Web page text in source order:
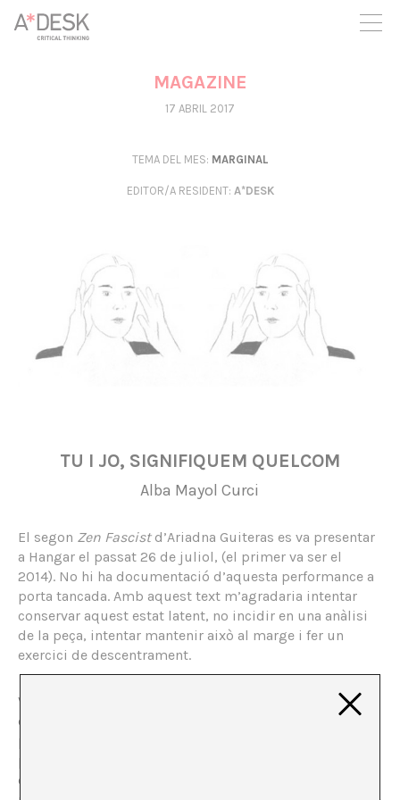
seguim necessitant-te per a poder seguir endavant. Ara pots
participar del projecte i recolzar-lo.
MAGAZINE
17 ABRIL 2017
TEMA DEL MES: MARGINAL
EDITOR/A RESIDENT: A*DESK
TU I JO, SIGNIFIQUEM QUELCOM
Alba Mayol Curci
El segon Zen Fascistd’Ariadna Guiteras es va presentar
a Hangar el passat 26 de juliol, (el primer va ser el
2014). No hi ha documentació d’aquesta performance a
porta tancada. Amb aquest text m’agradaria intentar
conservar aquest estat latent, no incidir en una anàlisi
de la peça, intentar mantenir això al marge i fer un
exercici de descentrament.
Veig en la meva ment el lloc i és un espai il·luminat, és
clar, no hi ha penombra. Som un grup bastant gran de
persones, hem portat matalassos de ioga, tovalloles de
platja i estovalles per seure-hi a sobre, el sòl s’ha
convertit en un